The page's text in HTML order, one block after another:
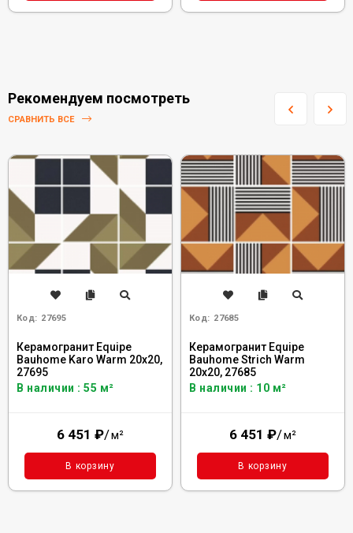
Рекомендуем посмотреть
СРАВНИТЬ ВСЕ
Код: 27695
Керамогранит Equipe
Bauhome Karo Warm 20x20,
27695
В наличии : 55 м²
6 451 ₽/м²
В корзину
Код: 27685
Керамогранит Equipe
Bauhome Strich Warm
20x20, 27685
В наличии : 10 м²
6 451 ₽/м²
В корзину